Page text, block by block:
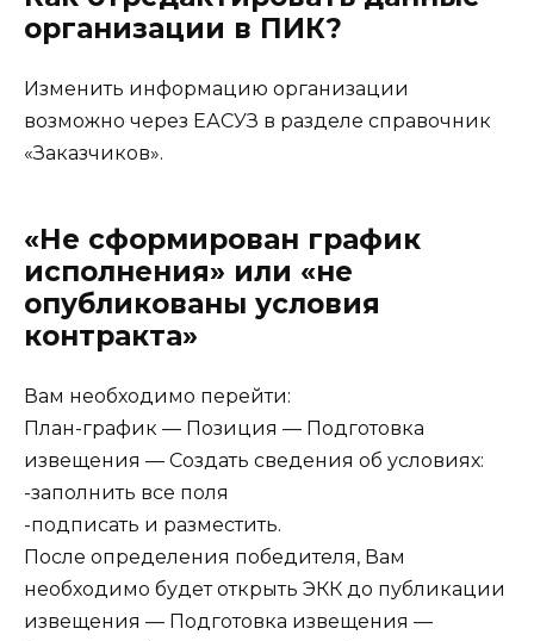
организации в ПИК?
Изменить информацию организации
возможно через ЕАСУЗ в разделе справочник
«Заказчиков».
«Не сформирован график
исполнения» или «не
опубликованы условия
контракта»
Вам необходимо перейти:
План-график — Позиция — Подготовка
извещения — Создать сведения об условиях:
-заполнить все поля
-подписать и разместить.
После определения победителя, Вам
необходимо будет открыть ЭКК до публикации
извещения — Подготовка извещения —